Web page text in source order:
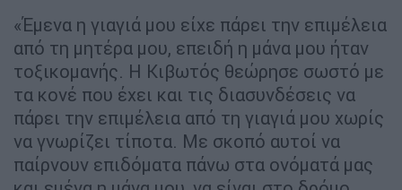
«Έμενα η γιαγιά μου είχε πάρει την επιμέλεια
από τη μητέρα μου, επειδή η μάνα μου ήταν
τοξικομανής. Η Κιβωτός θεώρησε σωστό με
τα κονέ που έχει και τις διασυνδέσεις να
πάρει την επιμέλεια από τη γιαγιά μου χωρίς
να γνωρίζει τίποτα. Με σκοπό αυτοί να
παίρνουν επιδόματα πάνω στα ονόματά μας